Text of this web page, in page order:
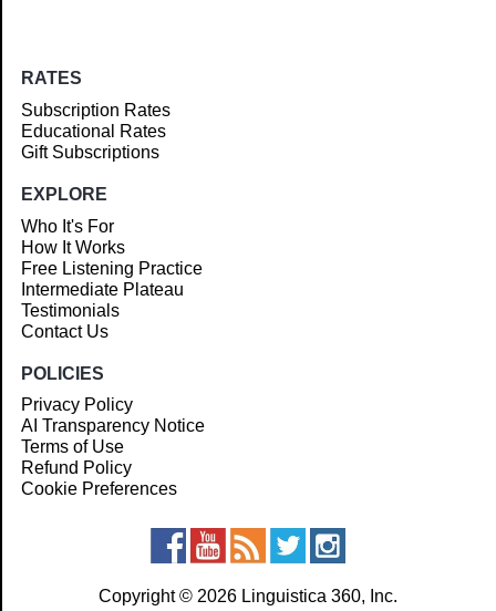
RATES
Subscription Rates
Educational Rates
Gift Subscriptions
EXPLORE
Who It's For
How It Works
Free Listening Practice
Intermediate Plateau
Testimonials
Contact Us
POLICIES
Privacy Policy
AI Transparency Notice
Terms of Use
Refund Policy
Cookie Preferences
Copyright © 2026 Linguistica 360, Inc.